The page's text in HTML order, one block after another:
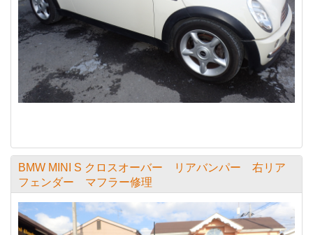
BMW MINI S クロスオーバー リアバンパー 右リア
フェンダー マフラー修理